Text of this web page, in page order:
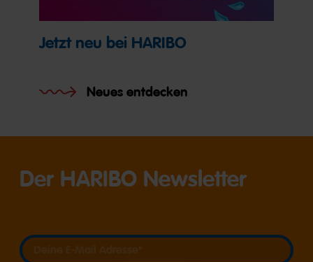
Jetzt neu bei HARIBO
Neues entdecken
Der HARIBO Newsletter